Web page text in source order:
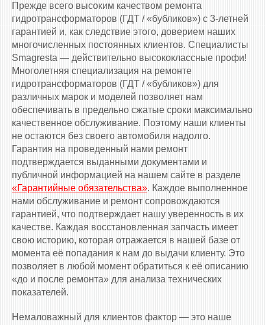
Прежде всего высоким качеством ремонта
гидротрансформаторов (ГДТ / «бубликов») с 3-летней
гарантией и, как следствие этого, доверием наших
многочисленных постоянных клиентов. Специалисты
Smagresta — действительно высококлассные профи!
Многолетняя специализация на ремонте
гидротрансформаторов (ГДТ / «бубликов») для
различных марок и моделей позволяет нам
обеспечивать в предельно сжатые сроки максимально
качественное обслуживание. Поэтому наши клиенты
не остаются без своего автомобиля надолго.
Гарантия на проведенный нами ремонт
подтверждается выданными документами и
публичной информацией на нашем сайте в разделе
«Гарантийные обязательства». Каждое выполненное
нами обслуживание и ремонт сопровождаются
гарантией, что подтверждает нашу уверенность в их
качестве. Каждая восстановленная запчасть имеет
свою историю, которая отражается в нашей базе от
момента её попадания к нам до выдачи клиенту. Это
позволяет в любой момент обратиться к её описанию
«до и после ремонта» для анализа технических
показателей.
Немаловажный для клиентов фактор — это наше